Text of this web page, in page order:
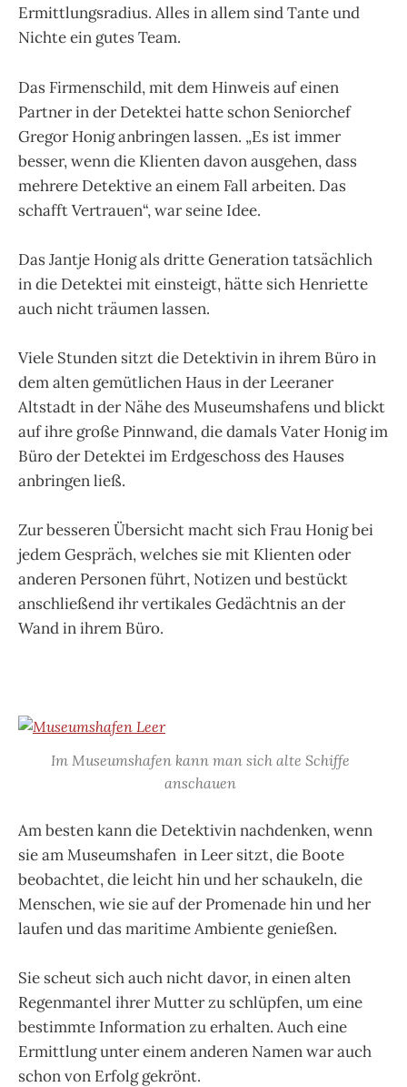
Ermittlungsradius. Alles in allem sind Tante und
Nichte ein gutes Team.
Das Firmenschild, mit dem Hinweis auf einen
Partner in der Detektei hatte schon Seniorchef
Gregor Honig anbringen lassen. „Es ist immer
besser, wenn die Klienten davon ausgehen, dass
mehrere Detektive an einem Fall arbeiten. Das
schafft Vertrauen“, war seine Idee.
Das Jantje Honig als dritte Generation tatsächlich
in die Detektei mit einsteigt, hätte sich Henriette
auch nicht träumen lassen.
Viele Stunden sitzt die Detektivin in ihrem Büro in
dem alten gemütlichen Haus in der Leeraner
Altstadt in der Nähe des Museumshafens und blickt
auf ihre große Pinnwand, die damals Vater Honig im
Büro der Detektei im Erdgeschoss des Hauses
anbringen ließ.
Zur besseren Übersicht macht sich Frau Honig bei
jedem Gespräch, welches sie mit Klienten oder
anderen Personen führt, Notizen und bestückt
anschließend ihr vertikales Gedächtnis an der
Wand in ihrem Büro.
Im Museumshafen kann man sich alte Schiffe
anschauen
Am besten kann die Detektivin nachdenken, wenn
sie am Museumshafen in Leer sitzt, die Boote
beobachtet, die leicht hin und her schaukeln, die
Menschen, wie sie auf der Promenade hin und her
laufen und das maritime Ambiente genießen.
Sie scheut sich auch nicht davor, in einen alten
Regenmantel ihrer Mutter zu schlüpfen, um eine
bestimmte Information zu erhalten. Auch eine
Ermittlung unter einem anderen Namen war auch
schon von Erfolg gekrönt.